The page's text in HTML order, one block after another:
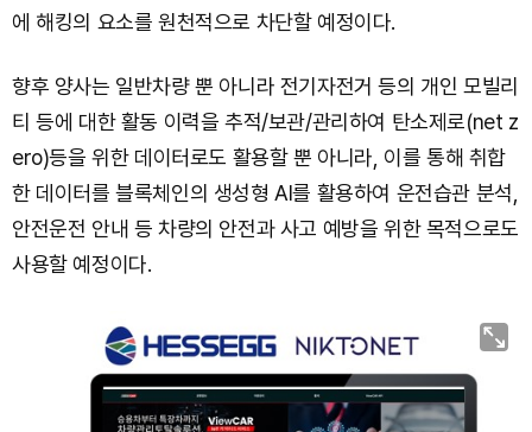
에 해킹의 요소를 원천적으로 차단할 예정이다.
향후 양사는 일반차량 뿐 아니라 전기자전거 등의 개인 모빌리
티 등에 대한 활동 이력을 추적/보관/관리하여 탄소제로(net z
ero)등을 위한 데이터로도 활용할 뿐 아니라, 이를 통해 취합
한 데이터를 블록체인의 생성형 AI를 활용하여 운전습관 분석,
안전운전 안내 등 차량의 안전과 사고 예방을 위한 목적으로도
사용할 예정이다.